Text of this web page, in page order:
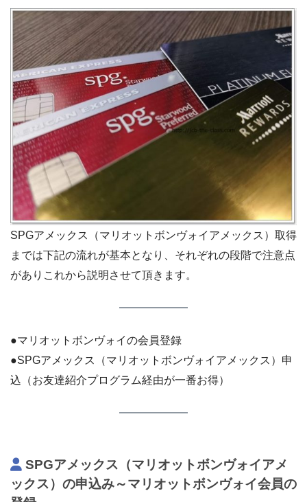
SPGアメックス（マリオットボンヴォイアメックス）取得
までは下記の流れが基本となり、それぞれの段階で注意点
がありこれから説明させて頂きます。
●マリオットボンヴォイの会員登録
●SPGアメックス（マリオットボンヴォイアメックス）申
込（お友達紹介プログラム経由が一番お得）
SPGアメックス（マリオットボンヴォイアメ
ックス）の申込み～マリオットボンヴォイ会員の